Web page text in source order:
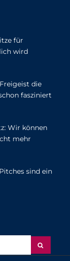
für
wird
die
fasziniert
Wir können
mehr
sind ein